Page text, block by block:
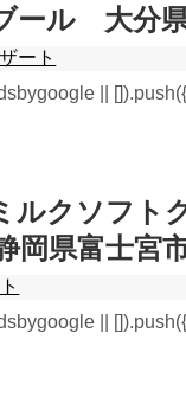
ール 大分
ート
||
ルクソフト
岡県富士宮
||